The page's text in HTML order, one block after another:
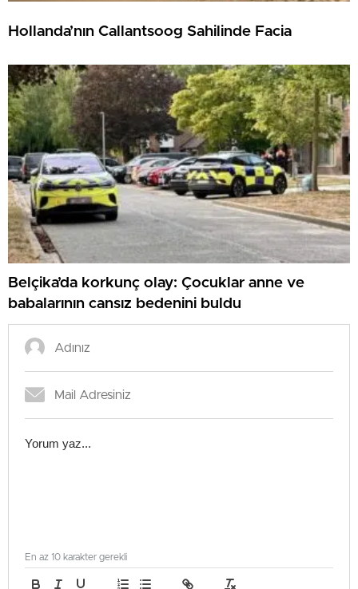
Hollanda’nın Callantsoog Sahilinde Facia
Belçika’da korkunç olay: Çocuklar anne ve
babalarının cansız bedenini buldu
En az 10 karakter gerekli